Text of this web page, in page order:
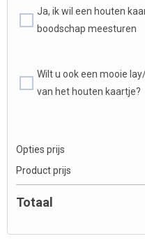
Ja, ik wil een houten
boodschap meesturen
Wilt u ook een mooie
van het houten kaartje?
Opties prijs
Product prijs
Totaal